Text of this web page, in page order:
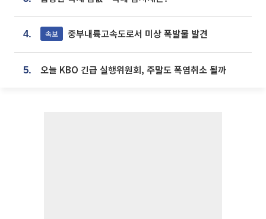
4. 속보 중부내륙고속도로서 미상 폭발물 발견
5. 오늘 KBO 긴급 실행위원회, 주말도 폭염취소 될까